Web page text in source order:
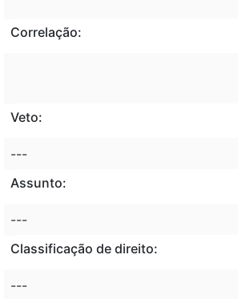
Correlação:
Veto:
---
Assunto:
---
Classificação de direito:
---